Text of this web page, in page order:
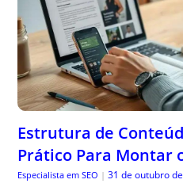
Estrutura de
Prático Para Montar
Especialista em SEO | 31 de outubro